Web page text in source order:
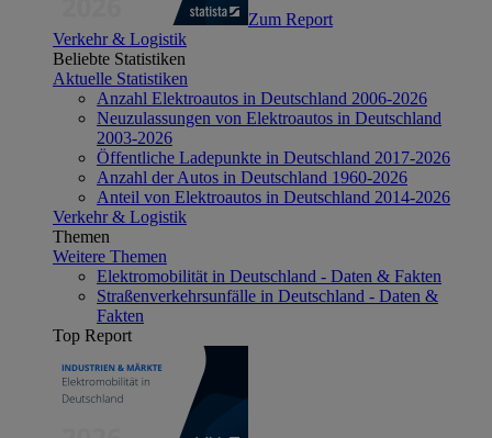
Zum Report
Verkehr & Logistik
Beliebte Statistiken
Aktuelle Statistiken
Anzahl Elektroautos in Deutschland 2006-2026
Neuzulassungen von Elektroautos in Deutschland
2003-2026
Öffentliche Ladepunkte in Deutschland 2017-2026
Anzahl der Autos in Deutschland 1960-2026
Anteil von Elektroautos in Deutschland 2014-2026
Verkehr & Logistik
Themen
Weitere Themen
Elektromobilität in Deutschland - Daten & Fakten
Straßenverkehrsunfälle in Deutschland - Daten &
Fakten
Top Report